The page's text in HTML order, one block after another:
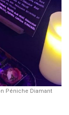
Péniche Diamant